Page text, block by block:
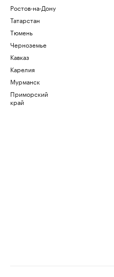
Ростов-на-Дону
Татарстан
Тюмень
Черноземье
Кавказ
Карелия
Мурманск
Приморский
край